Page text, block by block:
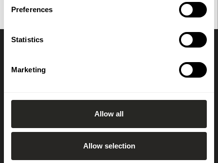
Preferences
Statistics
Marketing
Allow all
Allow selection
Prenumerera på vårt nyhetsbrev